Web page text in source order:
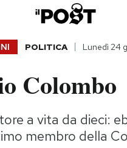
POLITICA Lunedì 24
Colombo
a vita da dieci:
membro della